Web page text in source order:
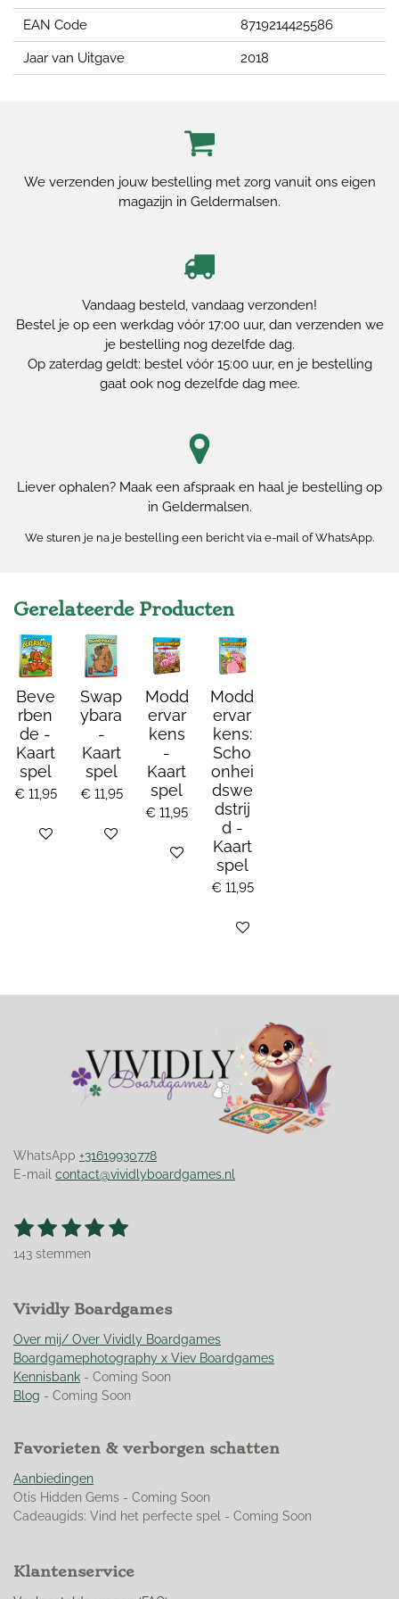
EAN Code 8719214425586
Jaar van Uitgave 2018
We verzenden jouw bestelling met zorg vanuit ons eigen
magazijn in Geldermalsen.
Vandaag besteld, vandaag verzonden!
Bestel je op een werkdag vóór 17:00 uur, dan verzenden we
je bestelling nog dezelfde dag.
Op zaterdag geldt: bestel vóór 15:00 uur, en je bestelling
gaat ook nog dezelfde dag mee.
Liever ophalen? Maak een afspraak en haal je bestelling op
in Geldermalsen.
We sturen je na je bestelling een bericht via e-mail of WhatsApp.
Gerelateerde Producten
Beve
rben
de -
Kaart
spel
€ 11,95
Bekijk details
Swap
ybara
-
Kaart
spel
€ 11,95
Bekijk details
Modd
ervar
kens
-
Kaart
spel
€ 11,95
Bekijk details
Modd
ervar
kens:
Scho
onhei
dswe
dstrij
d -
Kaart
spel
€ 11,95
Bekijk details
WhatsApp +31619930778
E-mail contact@vividlyboardgames.nl
R
n
:
4
.
9
0
4
8
9
0
1
s
r
2
s
r
r
e
n
3
s
r
r
e
n
4
s
r
r
e
n
5
r
r
e
n
S
n
143 stemmen
Vividly Boardgames
Over mij/ Over Vividly Boardgames
Boardgamephotography x Viev Boardgames
Kennisbank - Coming Soon
Blog - Coming Soon
Favorieten & verborgen schatten
Aanbiedingen
Otis Hidden Gems - Coming Soon
Cadeaugids: Vind het perfecte spel - Coming Soon
Klantenservice